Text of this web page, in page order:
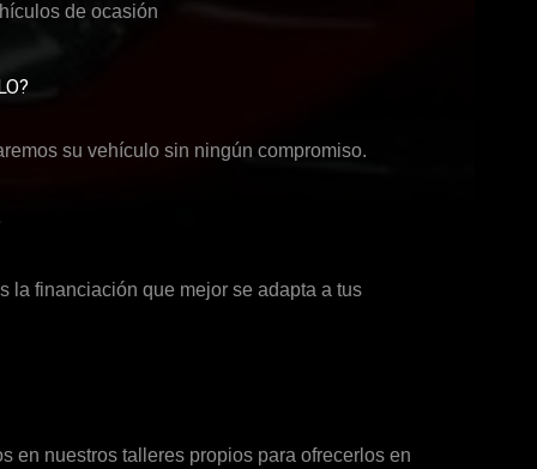
de ocasión
su vehículo sin ningún compromiso.
la financiación que mejor se adapta a tus
en nuestros talleres propios para ofrecerlos en